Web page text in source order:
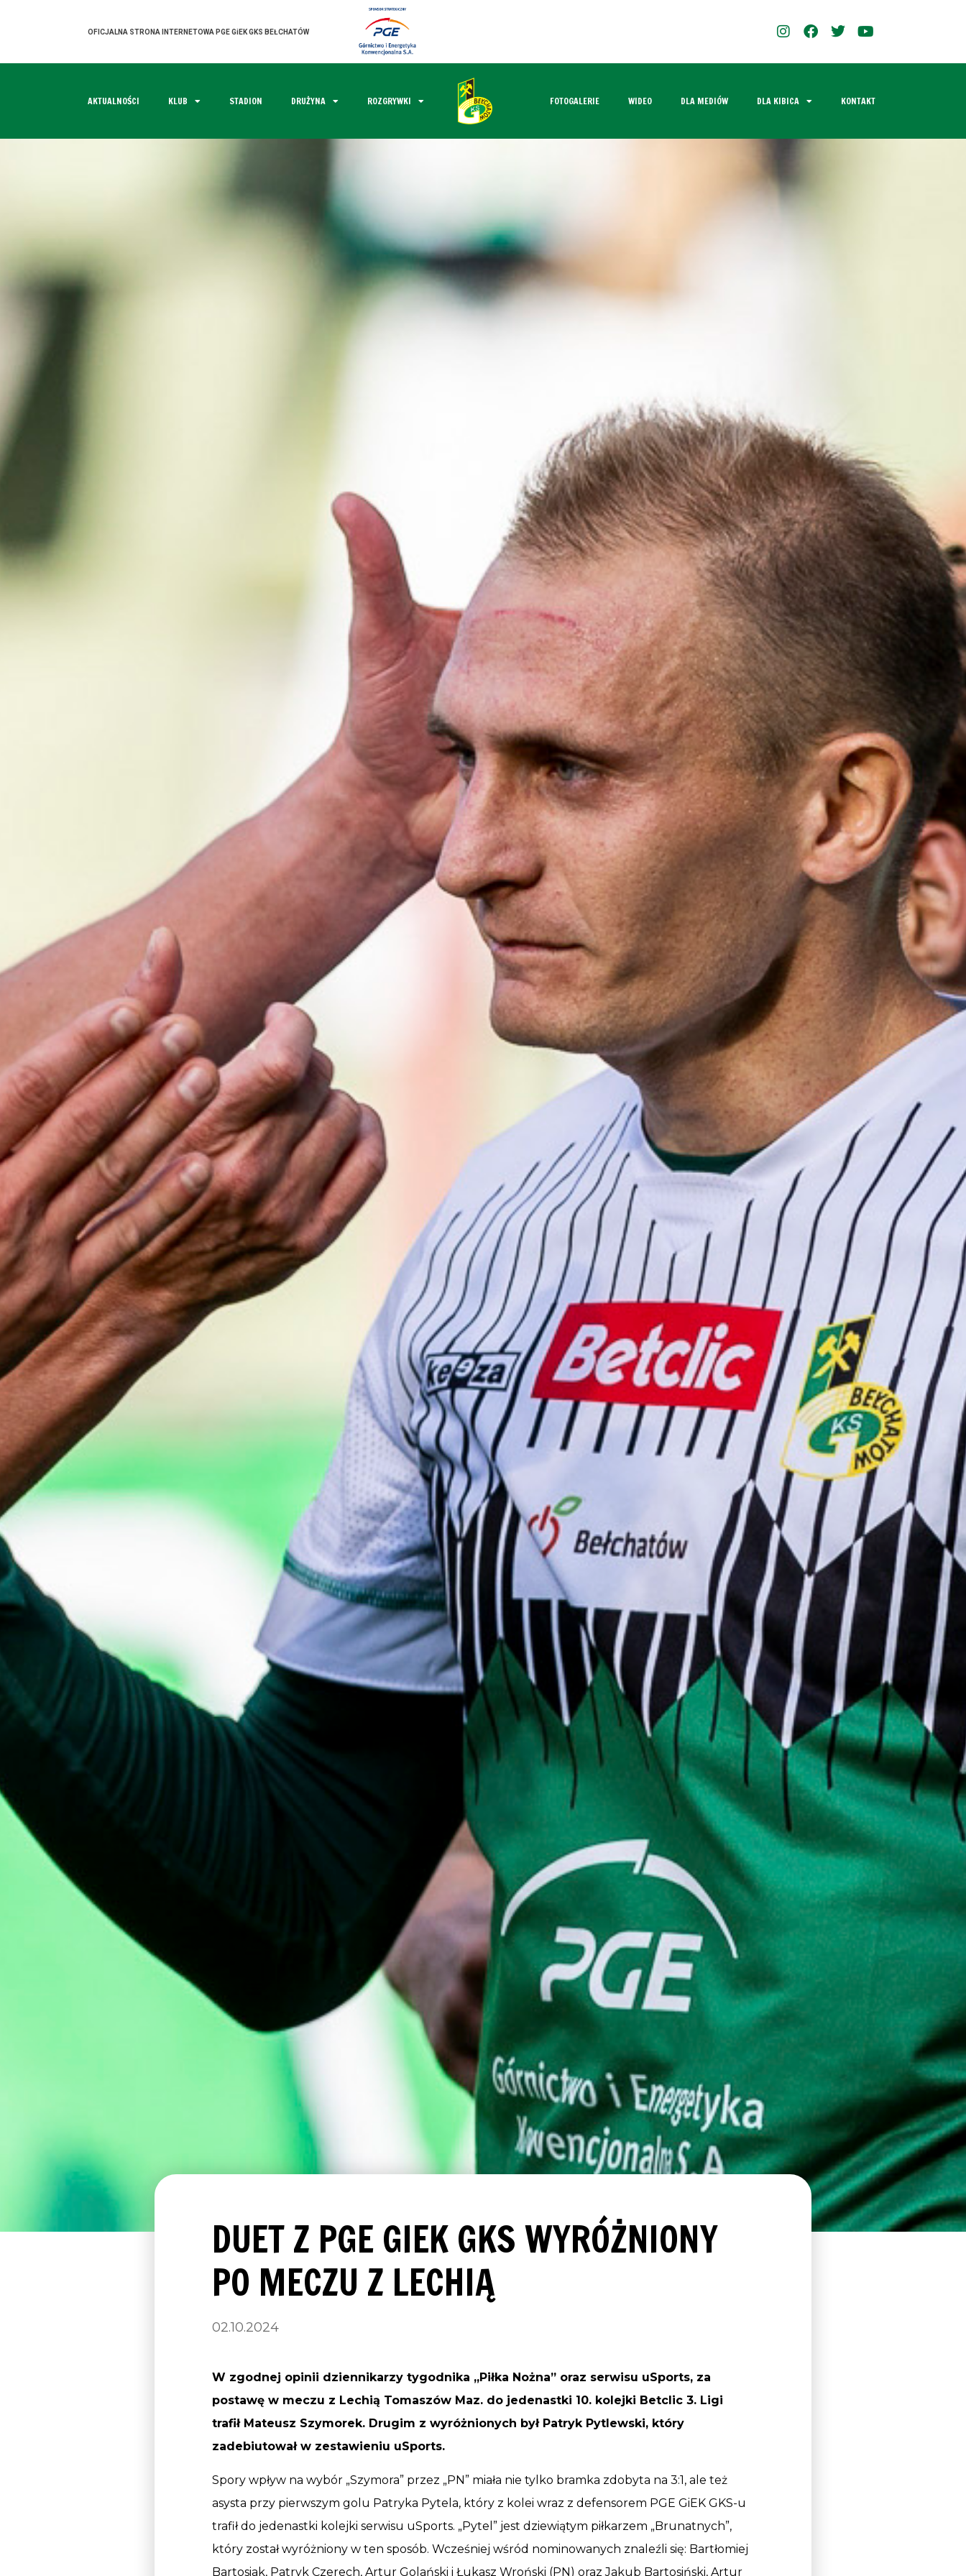
OFICJALNA STRONA INTERNETOWA PGE GiEK GKS BEŁCHATÓW
AKTUALNOŚCI KLUB STADION DRUŻYNA ROZGRYWKI FOTOGALERIE WIDEO DLA MEDIÓW DLA KIBICA KONTAKT
DUET Z PGE GIEK GKS WYRÓŻNIONY
PO MECZU Z LECHIĄ
02.10.2024
W zgodnej opinii dziennikarzy tygodnika „Piłka Nożna” oraz serwisu uSports, za
postawę w meczu z Lechią Tomaszów Maz. do jedenastki 10. kolejki Betclic 3. Ligi
trafił Mateusz Szymorek. Drugim z wyróżnionych był Patryk Pytlewski, który
zadebiutował w zestawieniu uSports.
Spory wpływ na wybór „Szymora” przez „PN” miała nie tylko bramka zdobyta na 3:1, ale też
asysta przy pierwszym golu Patryka Pytela, który z kolei wraz z defensorem PGE GiEK GKS-u
trafił do jedenastki kolejki serwisu uSports. „Pytel” jest dziewiątym piłkarzem „Brunatnych”,
który został wyróżniony w ten sposób. Wcześniej wśród nominowanych znaleźli się: Bartłomiej
Bartosiak, Patryk Czerech, Artur Golański i Łukasz Wroński (PN) oraz Jakub Bartosiński, Artur